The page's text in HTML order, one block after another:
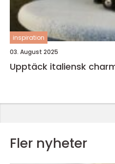
inspiration
03. August 2025
Upptäck italiensk
Fler nyheter